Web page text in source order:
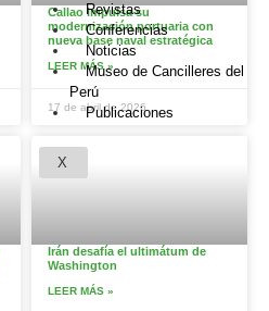
Revistas
Conferencias
Noticias
Museo de Cancilleres del
Perú
Publicaciones
X
Callao impulsa su
modernización portuaria con
nueva base naval estratégica
LEER MÁS »
17 de abril de 2026
Irán desafía el ultimátum de
Washington
LEER MÁS »